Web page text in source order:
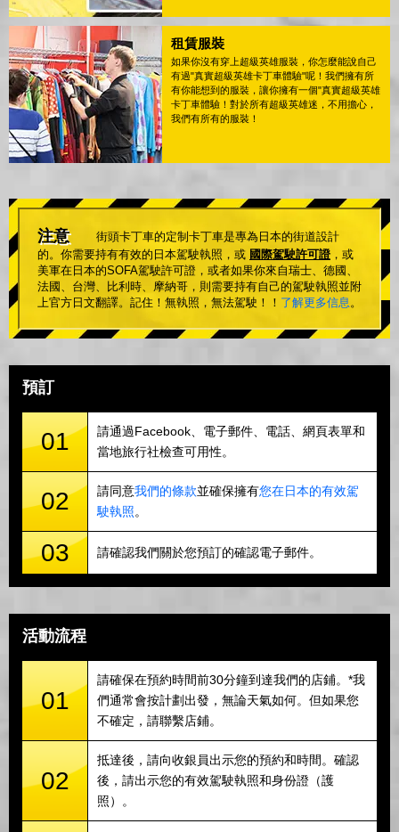
租賃服裝
如果你沒有穿上超級英雄服裝，你怎麼能說自己
有過"真實超級英雄卡丁車體驗"呢！我們擁有所
有你能想到的服裝，讓你擁有一個"真實超級英雄
卡丁車體驗！對於所有超級英雄迷，不用擔心，
我們有所有的服裝！
注意
街頭卡丁車的定制卡丁車是專為日本的街道設計
的。你需要持有有效的日本駕駛執照，或 國際駕駛許可證，或
美軍在日本的SOFA駕駛許可證，或者如果你來自瑞士、德國、
法國、台灣、比利時、摩納哥，則需要持有自己的駕駛執照並附
上官方日文翻譯。記住！無執照，無法駕駛！！ 了解更多信息。
預訂
01
請通過Facebook、電子郵件、電話、網頁表單和
當地旅行社檢查可用性。
02 請同意我們的條款並確保擁有您在日本的有效駕
駛執照。
03 請確認我們關於您預訂的確認電子郵件。
活動流程
01
請確保在預約時間前30分鐘到達我們的店鋪。*我
們通常會按計劃出發，無論天氣如何。但如果您
不確定，請聯繫店鋪。
02
抵達後，請向收銀員出示您的預約和時間。確認
後，請出示您的有效駕駛執照和身份證（護
照）。